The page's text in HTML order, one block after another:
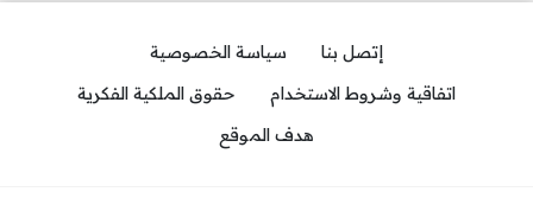
إتصل بنا
سياسة الخصوصية
اتفاقية وشروط الاستخدام
حقوق الملكية الفكرية
هدف الموقع